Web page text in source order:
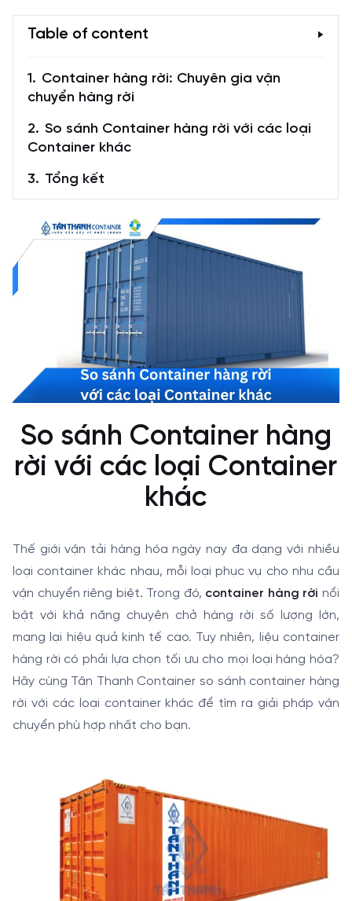
Table of content
Container hàng rời: Chuyên gia vận
chuyển hàng rời
So sánh Container hàng rời với các loại
Container khác
Tổng kết
So sánh Container hàng
rời với các loại Container
khác
Thế giới vận tải hàng hóa ngày nay đa dạng với nhiều
loại container khác nhau, mỗi loại phục vụ cho nhu cầu
vận chuyển riêng biệt. Trong đó, container hàng rời nổi
bật với khả năng chuyên chở hàng rời số lượng lớn,
mang lại hiệu quả kinh tế cao. Tuy nhiên, liệu container
hàng rời có phải lựa chọn tối ưu cho mọi loại hàng hóa?
Hãy cùng Tân Thanh Container so sánh container hàng
rời với các loại container khác để tìm ra giải pháp vận
chuyển phù hợp nhất cho bạn.